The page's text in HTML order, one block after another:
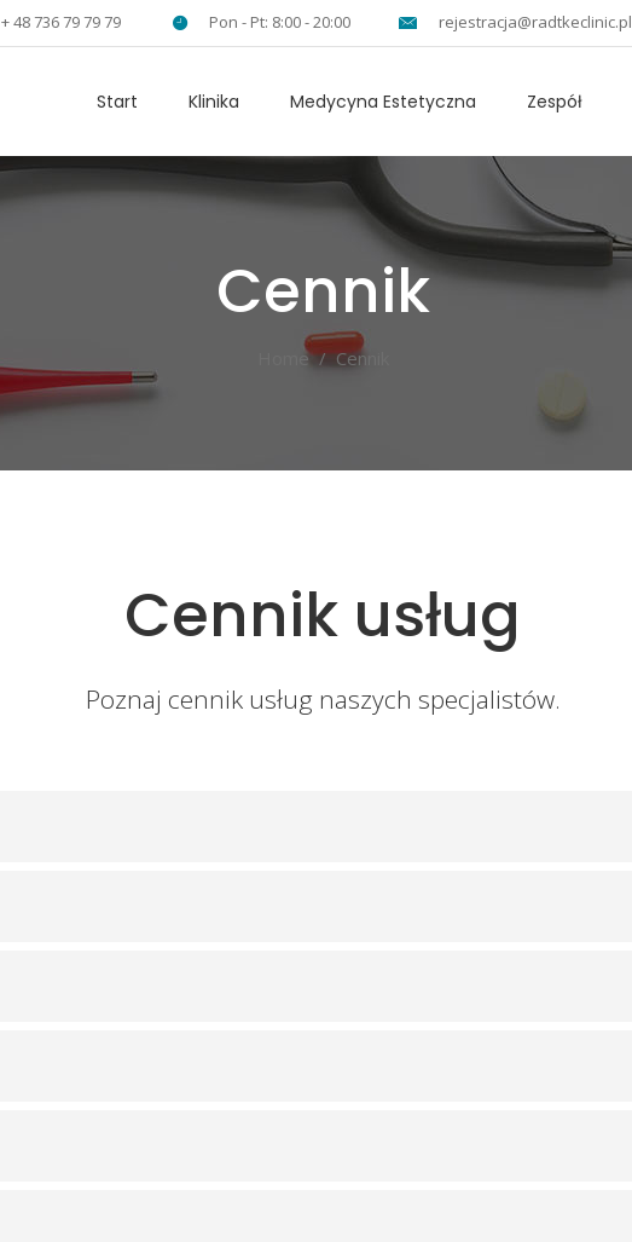
+ 48 736 79 79 79 Pon - Pt: 8:00 - 20:00 rejestracja@radtkeclinic.pl
Start Klinika Medycyna Estetyczna Zespół
Cennik
Home/Cennik
Cennik usług
Poznaj cennik usług naszych specjalistów.